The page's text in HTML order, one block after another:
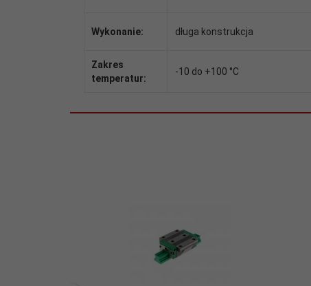
Wykonanie: długa konstrukcja
Zakres
temperatur:
-10 do +100 °C